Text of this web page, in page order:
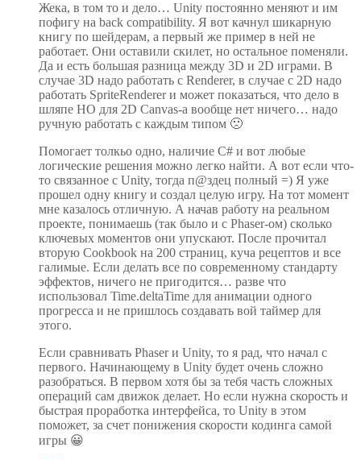
Жека, в том то и дело… Unity постоянно меняют и им
пофигу на back compatibility. Я вот качнул шикарную
книгу по шейдерам, а первый же пример в ней не
работает. Они оставили скилет, но остальное поменяли.
Да и есть большая разница между 3D и 2D играми. В
случае 3D надо работать с Renderer, в случае с 2D надо
работать SpriteRenderer и может показаться, что дело в
шляпе НО для 2D Canvas-а вообще нет ничего… надо
ручную работать с каждым типом 🙁
Помогает толкьо одно, наличие C# и вот любые
логические решения можно легко найти. А вот если что-
то связанное с Unity, тогда п@здец полный =) Я уже
прошел одну книгу и создал целую игру. На тот момент
мне казалось отличную. А начав работу на реальном
проекте, понимаешь (так было и с Phaser-ом) сколько
ключевых моментов они упускают. После прочитал
вторую Cookbook на 200 страниц, куча рецептов и все
галимые. Если делать все по современному стандарту
эффектов, ничего не пригодится… разве что
использовал Time.deltaTime для анимации одного
прогресса и не пришлось создавать вой таймер для
этого.
Если сравнивать Phaser и Unity, то я рад, что начал с
первого. Начинающему в Unity будет очень сложно
разобраться. В первом хотя бы за тебя часть сложных
операций сам движок делает. Но если нужна скорость и
быстрая проработка интерфейса, то Unity в этом
поможет, за счет понижения скорости кодинга самой
игры 😀